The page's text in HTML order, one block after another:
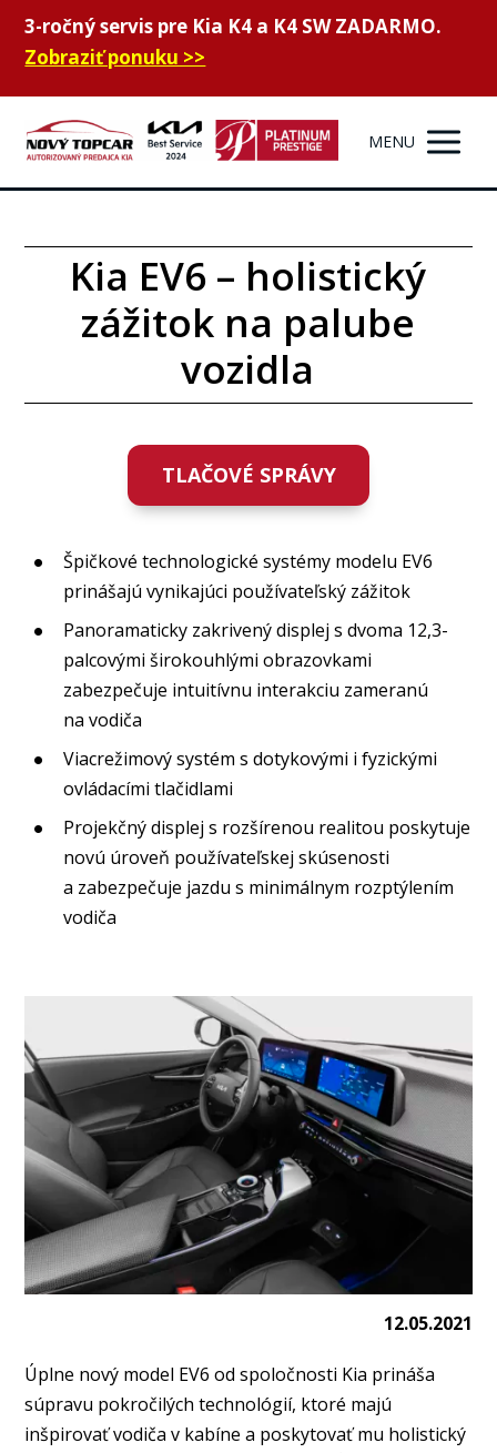
3-ročný servis pre Kia K4 a K4 SW ZADARMO.
Zobraziť ponuku >>
MENU
Kia EV6 – holistický
zážitok na palube
vozidla
TLAČOVÉ SPRÁVY
Špičkové technologické systémy modelu EV6
prinášajú vynikajúci používateľský zážitok
Panoramaticky zakrivený displej s dvoma 12,3-
palcovými širokouhlými obrazovkami
zabezpečuje intuitívnu interakciu zameranú
na vodiča
Viacrežimový systém s dotykovými i fyzickými
ovládacími tlačidlami
Projekčný displej s rozšírenou realitou poskytuje
novú úroveň používateľskej skúsenosti
a zabezpečuje jazdu s minimálnym rozptýlením
vodiča
12.05.2021
Úplne nový model EV6 od spoločnosti Kia prináša
súpravu pokročilých technológií, ktoré majú
inšpirovať vodiča v kabíne a poskytovať mu holistický